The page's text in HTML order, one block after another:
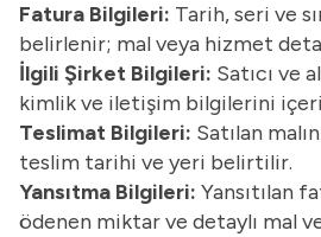
Fatura Bilgileri: Tarih, seri ve
belirlenir; mal veya hizmet
İlgili Şirket Bilgileri: Satıcı ve
kimlik ve iletişim bilgilerini
Teslimat Bilgileri: Satılan
teslim tarihi ve yeri belirtilir.
Yansıtma Bilgileri: Yansıtılan
ödenen miktar ve detaylı mal